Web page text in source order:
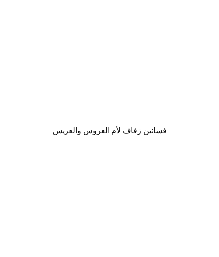
فساتين زفاف لأم العروس والعريس